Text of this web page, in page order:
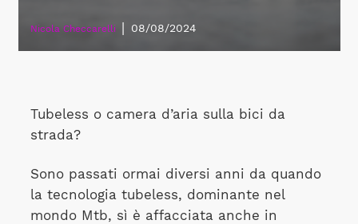
Nicola Checcarelli 08/08/2024
Tubeless o camera d’aria sulla bici da
strada?
Sono passati ormai diversi anni da quando
la tecnologia tubeless, dominante nel
mondo Mtb, sì è affacciata anche in